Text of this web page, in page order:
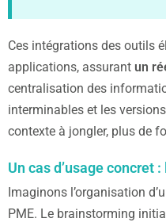
Ces intégrations des outils
applications, assurant un
centralisation des
interminables et les
contexte à jongler, plus de
Un cas d’usage concret
Imaginons l’organisation
PME. Le brainstorming